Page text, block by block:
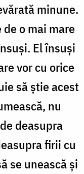
minune.
o mai mare
El însuşi
vor cu orice
să ştie acest
nu
deasupra
firii cu
se unească şi